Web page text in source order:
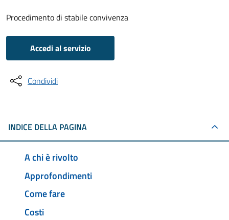
Procedimento di stabile convivenza
Accedi al servizio
Condividi
INDICE DELLA PAGINA
A chi è rivolto
Approfondimenti
Come fare
Costi